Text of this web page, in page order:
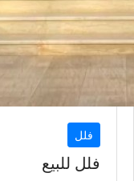
فلل
فلل للبيع